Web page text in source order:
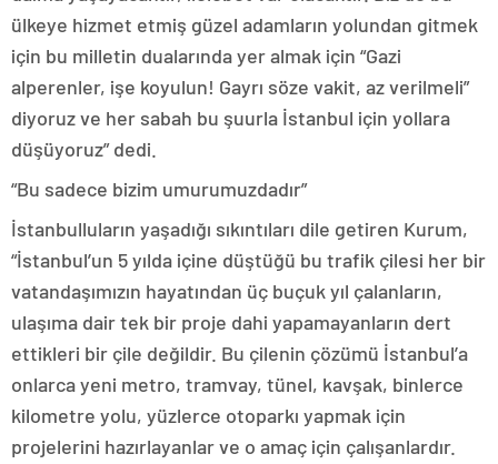
ülkeye hizmet etmiş güzel adamların yolundan gitmek
için bu milletin dualarında yer almak için “Gazi
alperenler, işe koyulun! Gayrı söze vakit, az verilmeli”
diyoruz ve her sabah bu şuurla İstanbul için yollara
düşüyoruz” dedi.
“Bu sadece bizim umurumuzdadır”
İstanbulluların yaşadığı sıkıntıları dile getiren Kurum,
“İstanbul’un 5 yılda içine düştüğü bu trafik çilesi her bir
vatandaşımızın hayatından üç buçuk yıl çalanların,
ulaşıma dair tek bir proje dahi yapamayanların dert
ettikleri bir çile değildir. Bu çilenin çözümü İstanbul’a
onlarca yeni metro, tramvay, tünel, kavşak, binlerce
kilometre yolu, yüzlerce otoparkı yapmak için
projelerini hazırlayanlar ve o amaç için çalışanlardır.